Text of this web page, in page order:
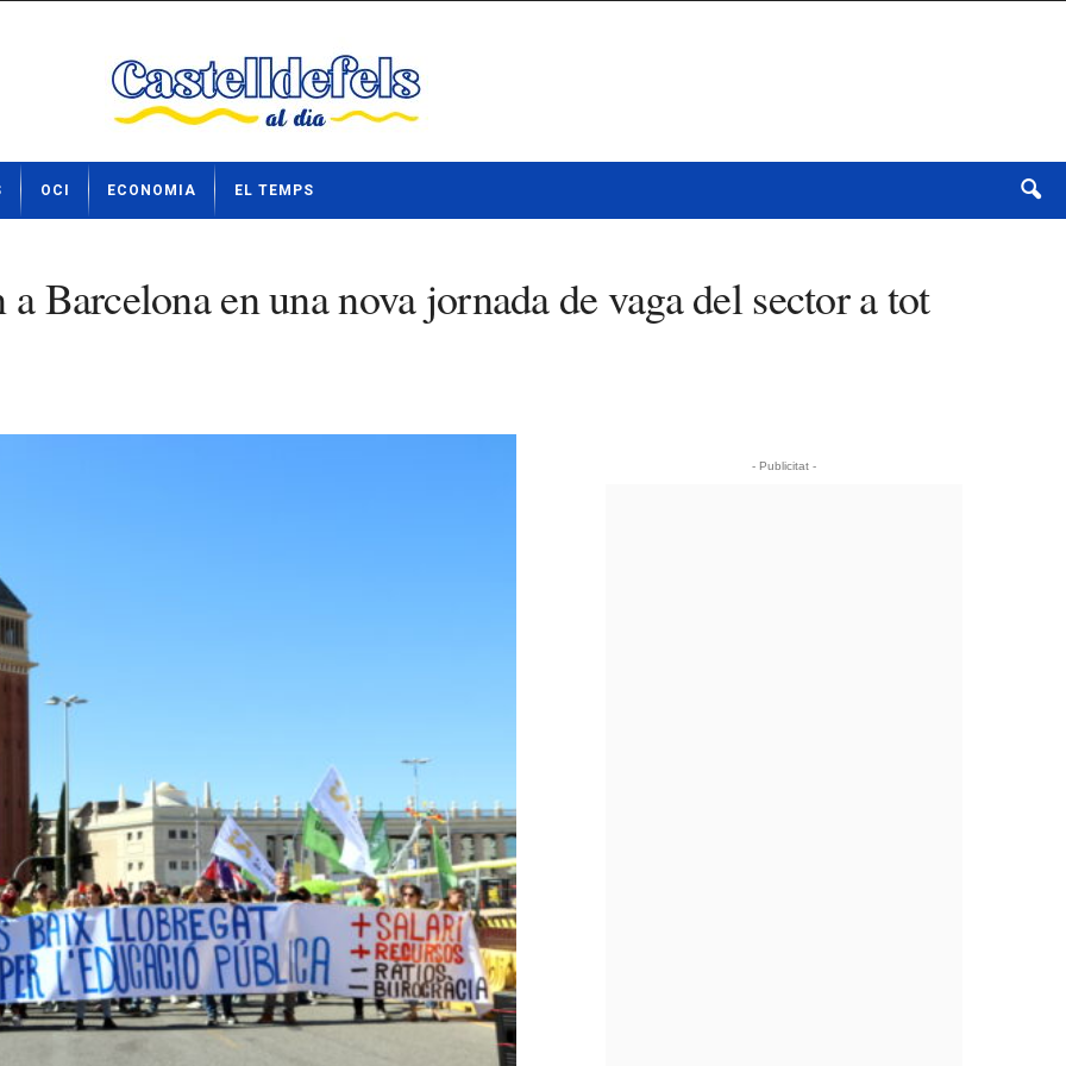
OCI ECONOMIA EL TEMPS
Barcelona en una nova jornada de vaga del sector a tot
- Publicitat -